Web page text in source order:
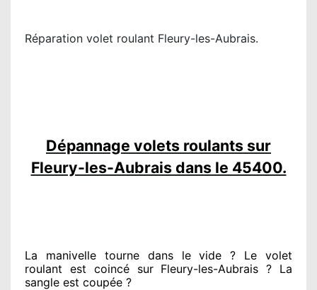
Réparation volet roulant Fleury-les-Aubrais.
Dépannage volets roulants sur
Fleury-les-Aubrais dans le 45400.
La manivelle tourne dans le vide ? Le volet
roulant est coincésur Fleury-les-Aubrais ? La
sangle est coupée ?